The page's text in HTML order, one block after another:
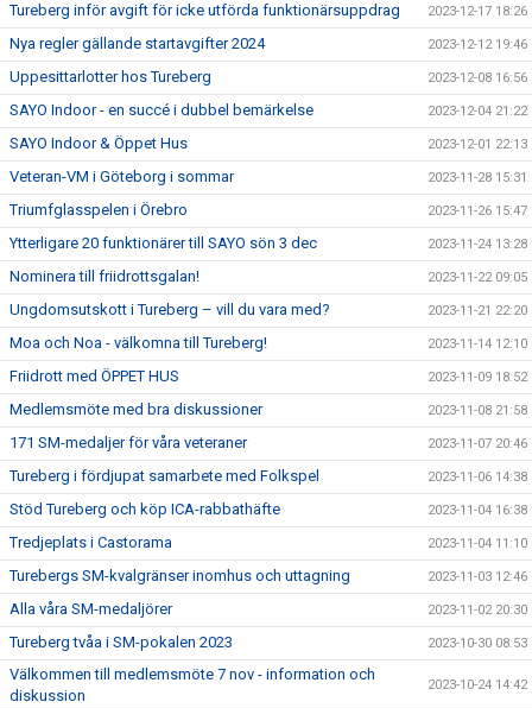
Tureberg inför avgift för icke utförda funktionärsuppdrag 2023-12-17 18:26
Nya regler gällande startavgifter 2024 2023-12-12 19:46
Uppesittarlotter hos Tureberg 2023-12-08 16:56
SAYO Indoor - en succé i dubbel bemärkelse 2023-12-04 21:22
SAYO Indoor & Öppet Hus 2023-12-01 22:13
Veteran-VM i Göteborg i sommar 2023-11-28 15:31
Triumfglasspelen i Örebro 2023-11-26 15:47
Ytterligare 20 funktionärer till SAYO sön 3 dec 2023-11-24 13:28
Nominera till friidrottsgalan! 2023-11-22 09:05
Ungdomsutskott i Tureberg – vill du vara med? 2023-11-21 22:20
Moa och Noa - välkomna till Tureberg! 2023-11-14 12:10
Friidrott med ÖPPET HUS 2023-11-09 18:52
Medlemsmöte med bra diskussioner 2023-11-08 21:58
171 SM-medaljer för våra veteraner 2023-11-07 20:46
Tureberg i fördjupat samarbete med Folkspel 2023-11-06 14:38
Stöd Tureberg och köp ICA-rabbathäfte 2023-11-04 16:38
Tredjeplats i Castorama 2023-11-04 11:10
Turebergs SM-kvalgränser inomhus och uttagning 2023-11-03 12:46
Alla våra SM-medaljörer 2023-11-02 20:30
Tureberg tvåa i SM-pokalen 2023 2023-10-30 08:53
Välkommen till medlemsmöte 7 nov - information och
diskussion
2023-10-24 14:42